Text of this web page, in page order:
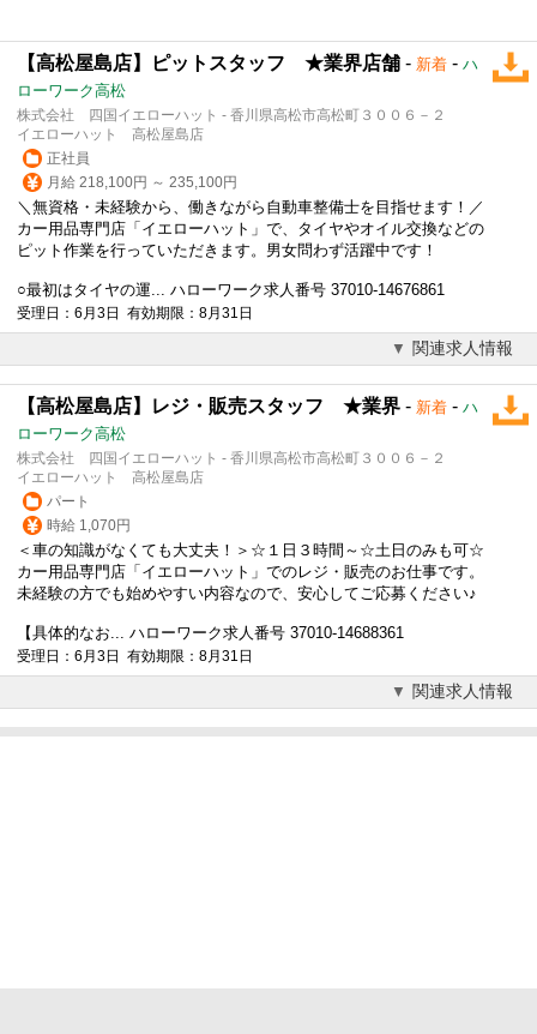
【高松屋島店】ピットスタッフ ★業界店舗 - 新着 - ハ
ローワーク高松
株式会社 四国イエローハット - 香川県高松市高松町３００６－２
イエローハット 高松屋島店
正社員
月給 218,100円 ～ 235,100円
＼無資格・未経験から、働きながら自動車整備士を目指せます！／
カー用品専門店「イエローハット」で、タイヤやオイル交換などの
ピット作業を行っていただきます。男女問わず活躍中です！
○最初はタイヤの運... ハローワーク求人番号 37010-14676861
受理日：6月3日 有効期限：8月31日
関連求人情報
【高松屋島店】レジ・販売スタッフ ★業界 - 新着 - ハ
ローワーク高松
株式会社 四国イエローハット - 香川県高松市高松町３００６－２
イエローハット 高松屋島店
パート
時給 1,070円
＜車の知識がなくても大丈夫！＞☆１日３時間～☆土日のみも可☆
カー用品専門店「イエローハット」でのレジ・販売のお仕事です。
未経験の方でも始めやすい内容なので、安心してご応募ください♪
【具体的なお... ハローワーク求人番号 37010-14688361
受理日：6月3日 有効期限：8月31日
関連求人情報